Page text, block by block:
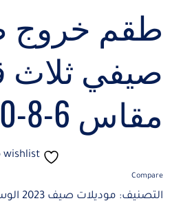
طقم خروج
صيفي
مقاس 6-8-10-12
wishlist
Compare
التصنيف: موديلات صيف 2023